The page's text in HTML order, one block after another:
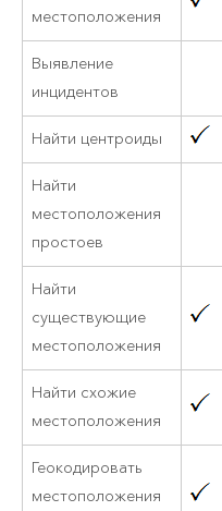
местоположения
Выявление
инцидентов
Найти центроиды
Найти
местоположения
простоев
Найти
существующие
местоположения
Найти схожие
местоположения
Геокодировать
местоположения